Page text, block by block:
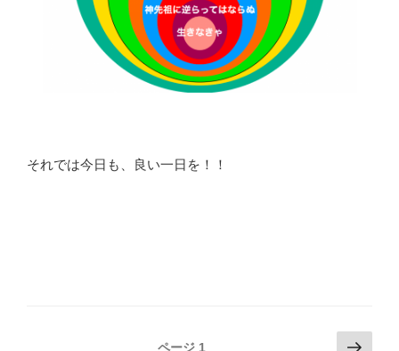
それでは今日も、良い一日を！！
ページ 1